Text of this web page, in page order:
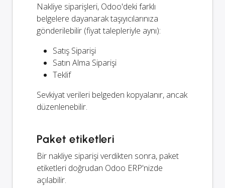
Nakliye siparişleri, Odoo'deki farklı
belgelere dayanarak taşıyıcılarınıza
gönderilebilir (fiyat talepleriyle aynı):
Satış Siparişi
Satın Alma Siparişi
Teklif
Sevkiyat verileri belgeden kopyalanır, ancak
düzenlenebilir.
Paket etiketleri
Bir nakliye siparişi verdikten sonra, paket
etiketleri doğrudan Odoo ERP'nizde
açılabilir.